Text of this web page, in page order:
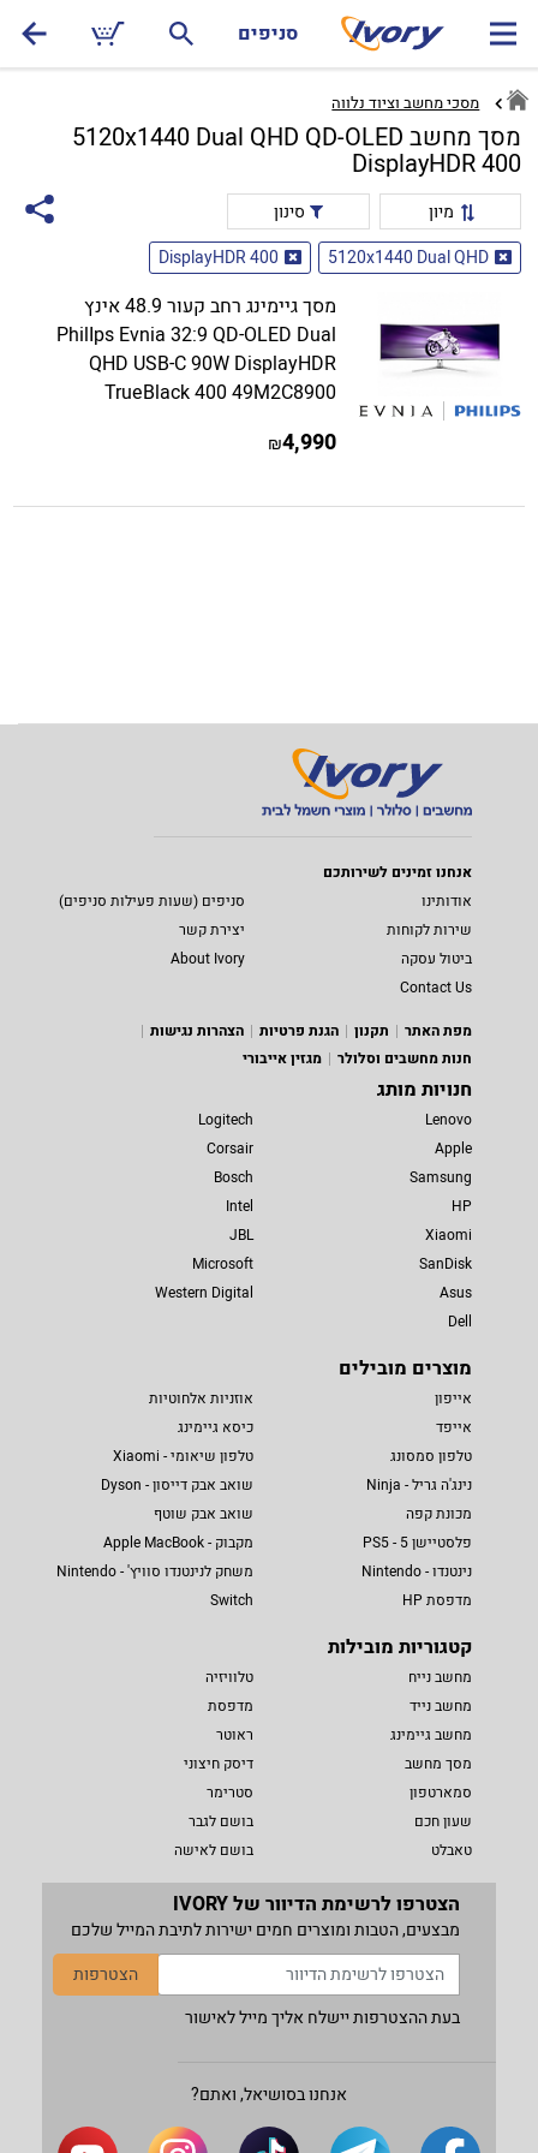
סניפים
מסכי מחשב וציוד נלווה
מסך מחשב 5120x1440 Dual QHD QD-OLED
DisplayHDR 400
מיון
סינון
5120x1440 Dual QHD
DisplayHDR 400
מסך גיימינג רחב קעור 48.9 אינץ
PhilIps Evnia 32:9 QD-OLED Dual
QHD USB-C 90W DisplayHDR
TrueBlack 400 49M2C8900
4,990
₪
אנחנו זמינים לשירותכם
אודותינו
סניפים (שעות פעילות סניפים)
שירות לקוחות
יצירת קשר
ביטול עסקה
About Ivory
Contact Us
מפת האתר
תקנון הגנת פרטיות
הצהרות נגישות
חנות מחשבים וסלולר
מגזין אייבורי
חנויות מותג
Lenovo
Apple
Samsung
HP
Xiaomi
SanDisk
Asus
Dell
Logitech
Corsair
Bosch
Intel
JBL
Microsoft
Western Digital
מוצרים מובילים
אייפון
אייפד
טלפון סמסונג
נינג'ה גריל - Ninja
מכונת קפה
פלסטיישן 5 - PS5
נינטנדו - Nintendo
מדפסת HP
אוזניות אלחוטיות
כיסא גיימינג
טלפון שיאומי - Xiaomi
שואב אבק דייסון - Dyson
שואב אבק שוטף
מקבוק - Apple MacBook
משחק לנינטנדו סוויץ' - Nintendo
Switch
קטגוריות מובילות
מחשב נייח
מחשב נייד
מחשב גיימינג
מסך מחשב
סמארטפון
שעון חכם
טאבלט
טלוויזיה
מדפסת
ראוטר
דיסק חיצוני
סטרימר
בושם לגבר
בושם לאישה
הצטרפו לרשימת הדיוור של IVORY
מבצעים, הטבות ומוצרים חמים ישירות לתיבת המייל שלכם
הצטרפות
בעת ההצטרפות יישלח אליך מייל לאישור
אנחנו בסושיאל, ואתם?